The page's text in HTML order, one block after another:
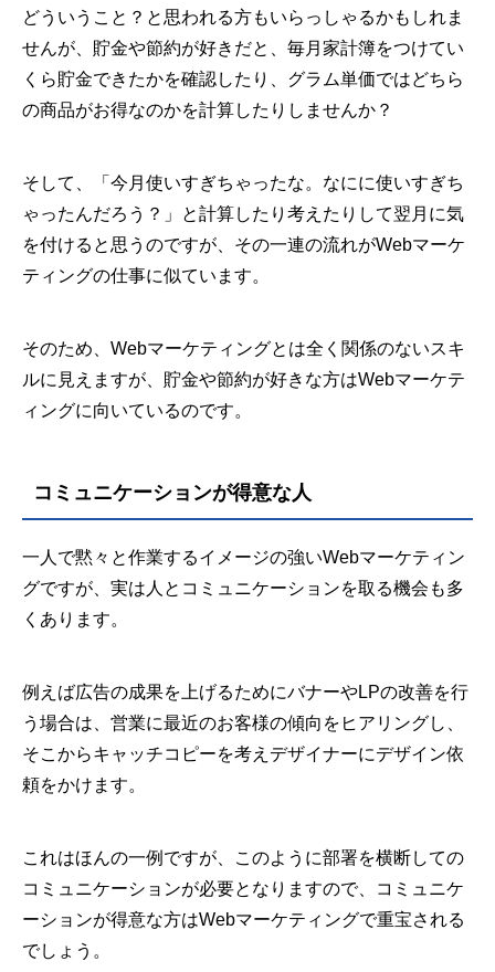
どういうこと？と思われる方もいらっしゃるかもしれま
せんが、貯金や節約が好きだと、毎月家計簿をつけてい
くら貯金できたかを確認したり、グラム単価ではどちら
の商品がお得なのかを計算したりしませんか？
そして、「今月使いすぎちゃったな。なにに使いすぎち
ゃったんだろう？」と計算したり考えたりして翌月に気
を付けると思うのですが、その一連の流れがWebマーケ
ティングの仕事に似ています。
そのため、Webマーケティングとは全く関係のないスキ
ルに見えますが、貯金や節約が好きな方はWebマーケテ
ィングに向いているのです。
コミュニケーションが得意な人
一人で黙々と作業するイメージの強いWebマーケティン
グですが、実は人とコミュニケーションを取る機会も多
くあります。
例えば広告の成果を上げるためにバナーやLPの改善を行
う場合は、営業に最近のお客様の傾向をヒアリングし、
そこからキャッチコピーを考えデザイナーにデザイン依
頼をかけます。
これはほんの一例ですが、このように部署を横断しての
コミュニケーションが必要となりますので、コミュニケ
ーションが得意な方はWebマーケティングで重宝される
でしょう。